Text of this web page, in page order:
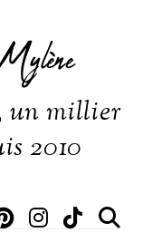
un millier
2010